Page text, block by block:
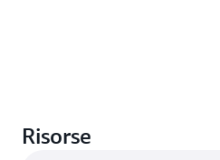
Risorse